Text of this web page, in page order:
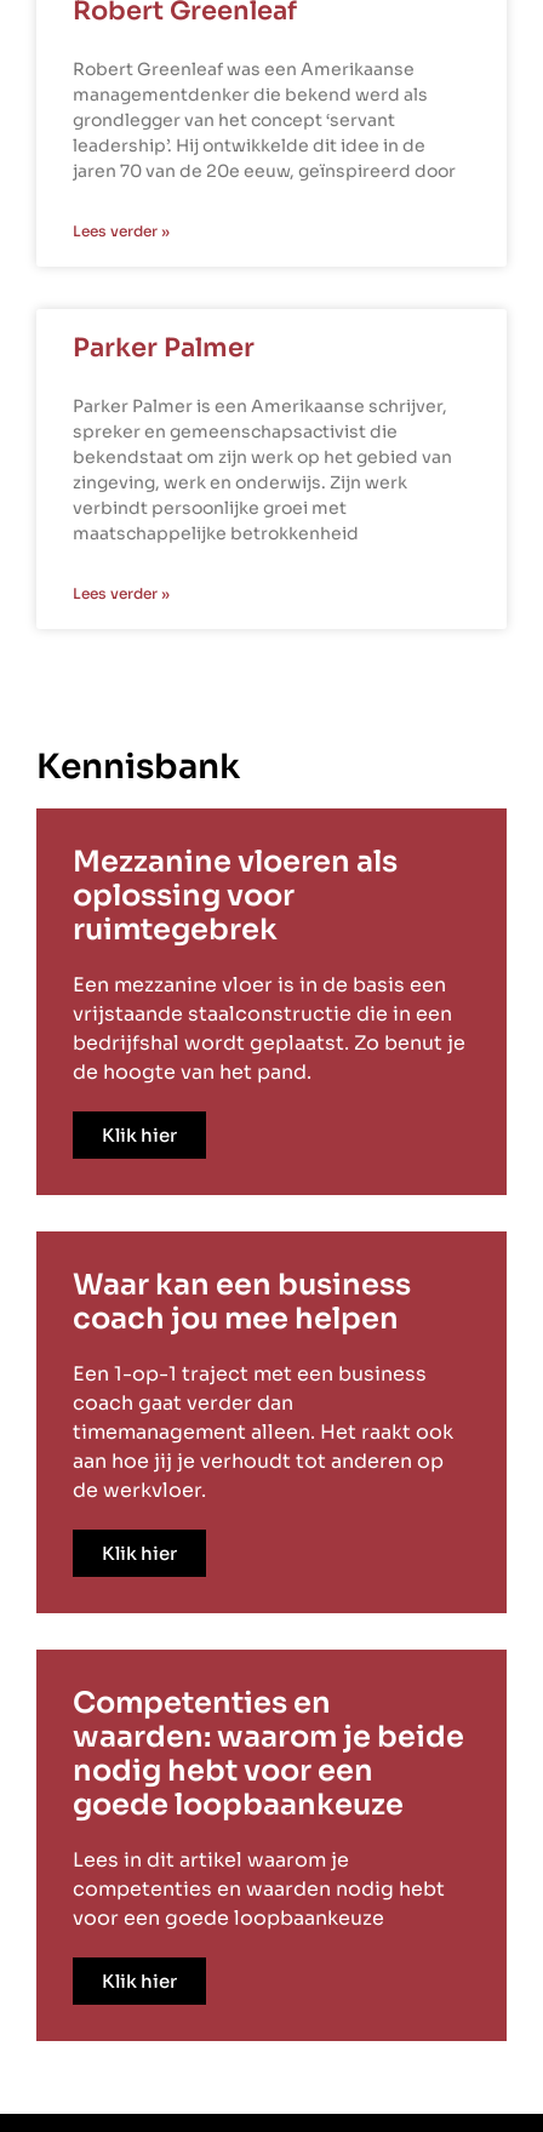
Robert Greenleaf
Robert Greenleaf was een Amerikaanse
managementdenker die bekend werd als
grondlegger van het concept ‘servant
leadership’. Hij ontwikkelde dit idee in de
jaren 70 van de 20e eeuw, geïnspireerd door
Lees verder »
Parker Palmer
Parker Palmer is een Amerikaanse schrijver,
spreker en gemeenschapsactivist die
bekendstaat om zijn werk op het gebied van
zingeving, werk en onderwijs. Zijn werk
verbindt persoonlijke groei met
maatschappelijke betrokkenheid
Lees verder »
Kennisbank
Mezzanine vloeren als
oplossing voor
ruimtegebrek
Een mezzanine vloer is in de basis een
vrijstaande staalconstructie die in een
bedrijfshal wordt geplaatst. Zo benut je
de hoogte van het pand.
Klik hier
Waar kan een business
coach jou mee helpen
Een 1-op-1 traject met een business
coach gaat verder dan
timemanagement alleen. Het raakt ook
aan hoe jij je verhoudt tot anderen op
de werkvloer.
Klik hier
Competenties en
waarden: waarom je beide
nodig hebt voor een
goede loopbaankeuze
Lees in dit artikel waarom je
competenties en waarden nodig hebt
voor een goede loopbaankeuze
Klik hier